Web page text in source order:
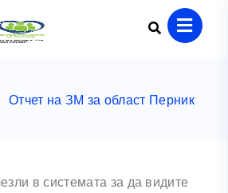
Отчет на ЗМ за област Перник
в системата за да видите